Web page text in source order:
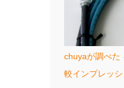
chuyaが調べた
較インプレッシ